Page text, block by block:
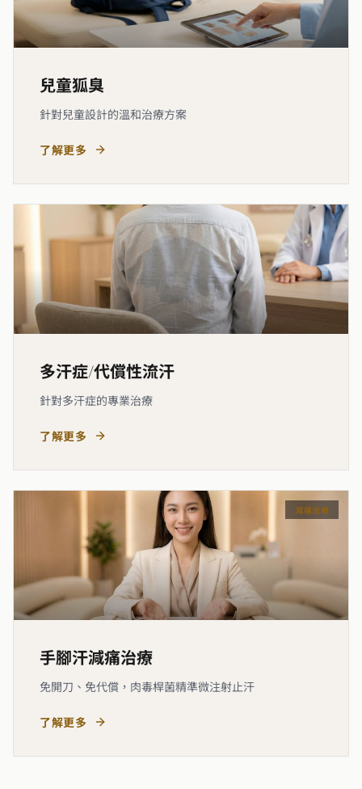
兒童狐臭
針對兒童設計的溫和治療方案
了解更多
多汗症/代償性流汗
針對多汗症的專業治療
了解更多
減痛治療
手腳汗減痛治療
免開刀、免代償，肉毒桿菌精準微注射止汗
了解更多